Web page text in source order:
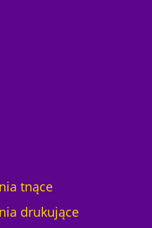
tnące
drukujące